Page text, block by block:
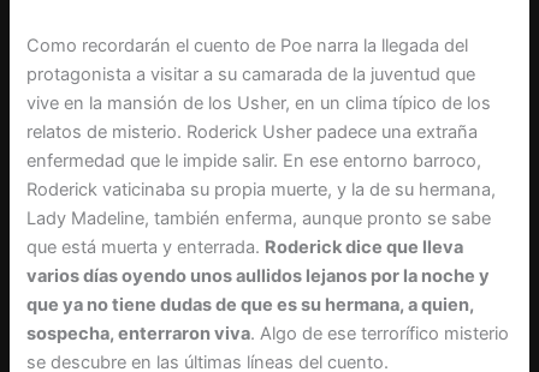
Como recordarán el cuento de Poe narra la llegada del
protagonista a visitar a su camarada de la juventud que
vive en la mansión de los Usher, en un clima típico de los
relatos de misterio. Roderick Usher padece una extraña
enfermedad que le impide salir. En ese entorno barroco,
Roderick vaticinaba su propia muerte, y la de su hermana,
Lady Madeline, también enferma, aunque pronto se sabe
que está muerta y enterrada. Roderick dice que lleva
varios días oyendo unos aullidos lejanos por la noche y
que ya no tiene dudas de que es su hermana, a quien,
sospecha, enterraron viva. Algo de ese terrorífico misterio
se descubre en las últimas líneas del cuento.